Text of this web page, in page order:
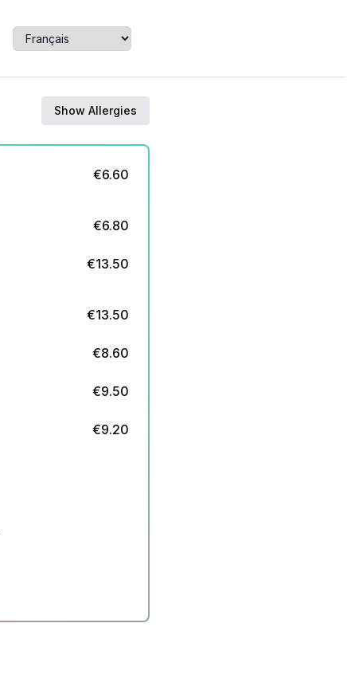
Show Allergies
€6.60
€6.80
€13.50
€13.50
€8.60
€9.50
€9.20